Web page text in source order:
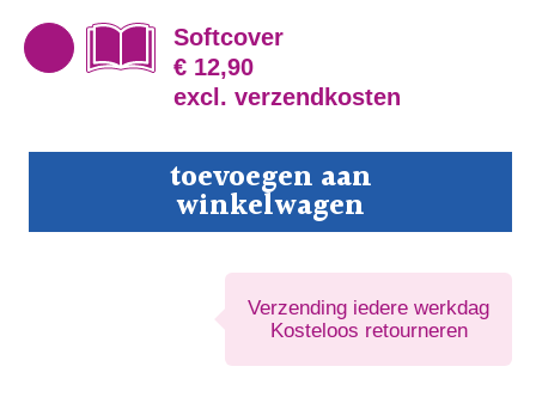
Softcover
€ 12,90
excl. verzendkosten
Cosmo
toevoegen aan
winkelwagen
Verzending iedere werkdag
Kosteloos retourneren